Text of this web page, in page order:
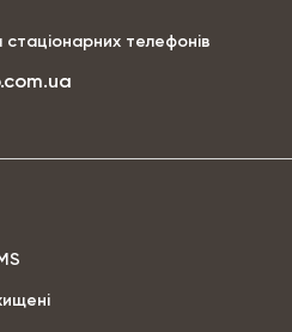
телефонів